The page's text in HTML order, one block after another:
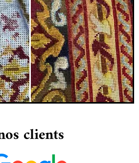
clients